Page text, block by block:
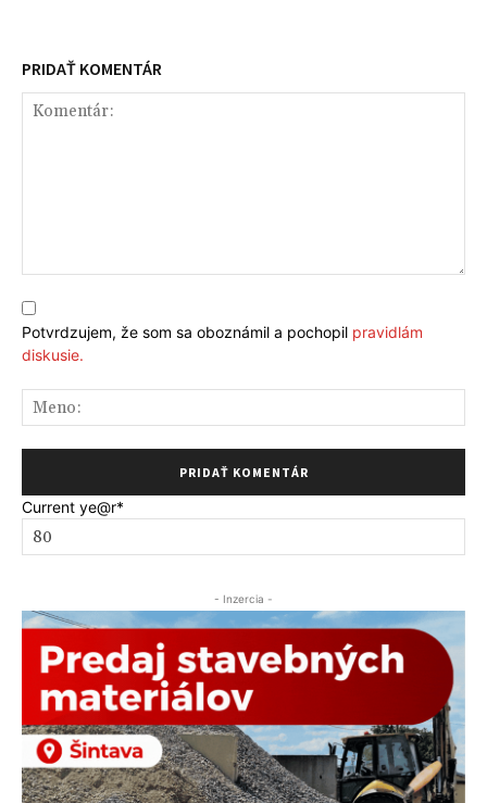
PRIDAŤ KOMENTÁR
Potvrdzujem, že som sa oboznámil a pochopil pravidlám
diskusie.
Current ye@r*
- Inzercia -